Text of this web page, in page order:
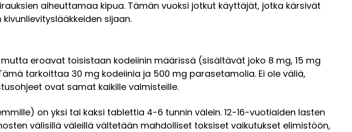
aiheuttamaa kipua. Tämän vuoksi jotkut käyttäjät, jotka kärsivät
sijaan.
eroavat toisistaan kodeiinin määrissä (sisältävät joko 8 mg, 15 mg
tarkoittaa 30 mg kodeiinia ja 500 mg parasetamolia. Ei ole väliä,
ovat samat kaikille valmisteille.
on yksi tai kaksi tablettia 4-6 tunnin välein. 12-16-vuotiaiden lasten
välisillä väleillä vältetään mahdolliset toksiset vaikutukset elimistöön,